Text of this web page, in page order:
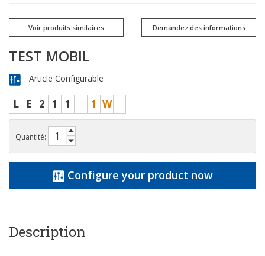
Voir produits similaires Demandez des informations
TEST MOBIL
Article Configurable
L E 2 1 1 1 W
Quantité:
Configure your product now
Description